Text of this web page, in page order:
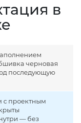
в
черновая
последующую
с проектным
— без